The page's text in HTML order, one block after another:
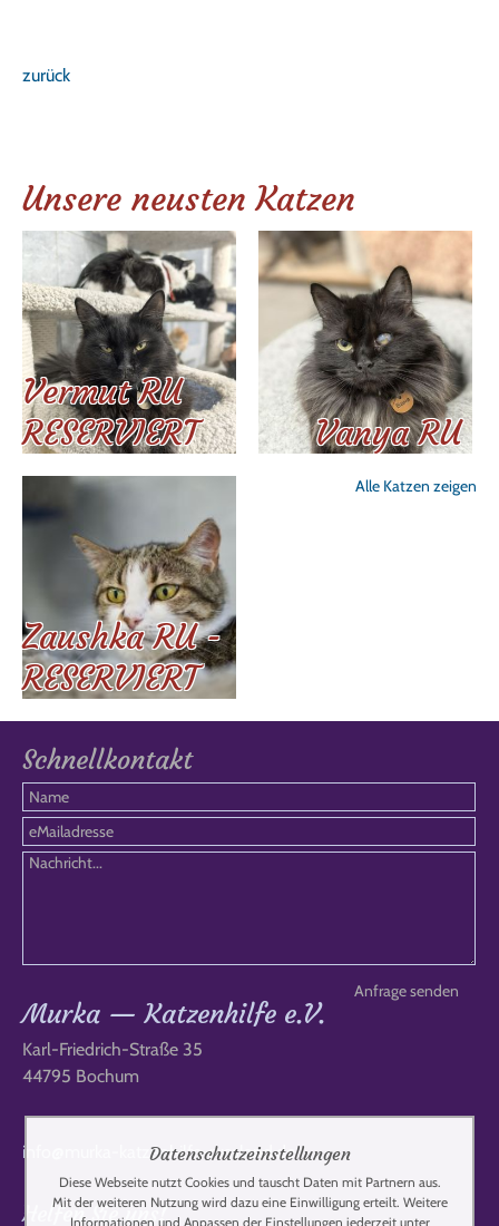
zurück
Unsere neusten Katzen
Vermut RU
RESERVIERT
Vanya RU
Zaushka RU -
RESERVIERT
Alle Katzen zeigen
Schnellkontakt
Murka — Katzenhilfe e.V.
Karl-Friedrich-Straße 35
44795 Bochum
info@murka-katzenhilfe-russland.de
Helfen Sie uns!
Datenschutzeinstellungen
Diese Webseite nutzt Cookies und tauscht Daten mit Partnern aus.
Mit der weiteren Nutzung wird dazu eine Einwilligung erteilt. Weitere
Informationen und Anpassen der Einstellungen jederzeit unter